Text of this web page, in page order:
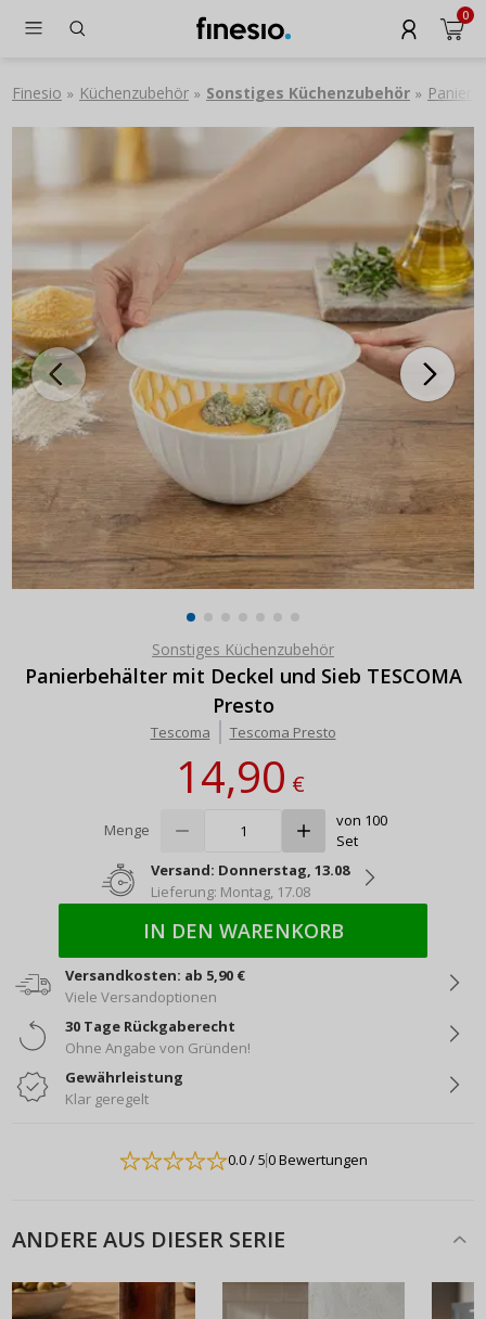
0
Finesio » Küchenzubehör » Sonstiges Küchenzubehör »
Sonstiges Küchenzubehör
Panierbehälter mit Deckel und Sieb TESCOMA
Presto
Tescoma Tescoma Presto
14,90€
Menge
von 100
Set
Versand: Donnerstag, 13.08
Lieferung: Montag, 17.08
IN DEN WARENKORB
Versandkosten: ab 5,90 €
Viele Versandoptionen
30 Tage Rückgaberecht
Ohne Angabe von Gründen!
Gewährleistung
Klar geregelt
0.0/ 50 Bewertungen
ANDERE AUS DIESER SERIE